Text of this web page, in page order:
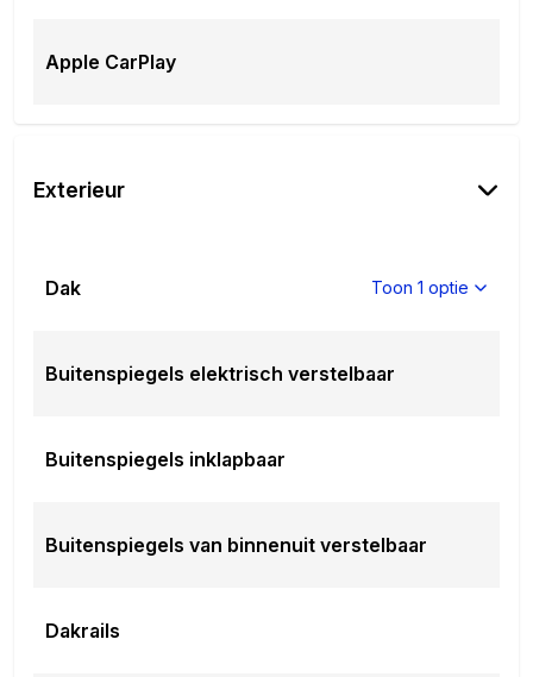
Apple CarPlay
Exterieur
Dak Toon 1 optie
Buitenspiegels elektrisch verstelbaar
Buitenspiegels inklapbaar
Buitenspiegels van binnenuit verstelbaar
Dakrails